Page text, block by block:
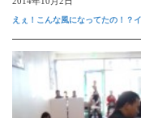
えぇ！こんな風になってたの！？